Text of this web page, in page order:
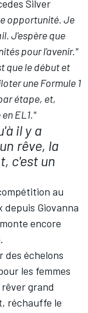
Silver
opportunité. Je
J'espère que
pour l'avenir."
que le début et
une Formule 1
étape, et,
EL1."
il y a
rêve, la
c'est un
au
depuis Giovanna
encore
des échelons
les femmes
grand
réchauffe le